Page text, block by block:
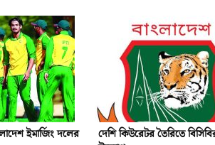
ইমার্জিং দলের
দেশি কিউরেটর তৈরিতে